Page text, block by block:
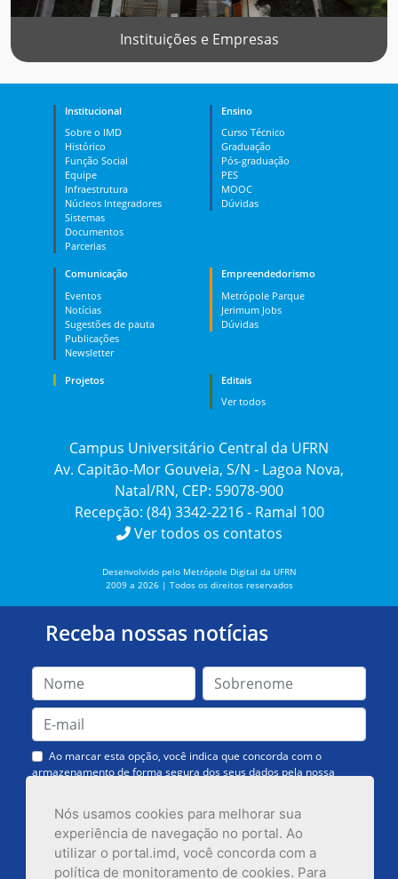
Nós usamos cookies para melhorar sua
experiência de navegação no portal. Ao
utilizar o portal.imd, você concorda com a
política de monitoramento de cookies. Para
Instituições e Empresas
Institucional
Sobre o IMD
Histórico
Função Social
Equipe
Infraestrutura
Núcleos Integradores
Sistemas
Documentos
Parcerias
Ensino
Curso Técnico
Graduação
Pós-graduação
PES
MOOC
Dúvidas
Comunicação
Eventos
Notícias
Sugestões de pauta
Publicações
Newsletter
Empreendedorismo
Metrópole Parque
Jerimum Jobs
Dúvidas
Projetos
Editais
Ver todos
Campus Universitário Central da UFRN
Av. Capitão-Mor Gouveia, S/N - Lagoa Nova,
Natal/RN, CEP: 59078-900
Recepção: (84) 3342-2216 - Ramal 100
Ver todos os contatos
Desenvolvido pelo Metrópole Digital da UFRN
2009 a 2026 | Todos os direitos reservados
Receba nossas notícias
Ao marcar esta opção, você indica que concorda com o
armazenamento de forma segura dos seus dados pela nossa